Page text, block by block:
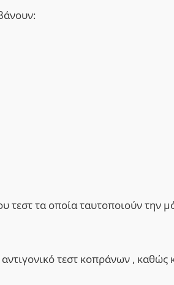
τεστ τα οποία ταυτοποιούν την
τεστ κοπράνων , καθώς